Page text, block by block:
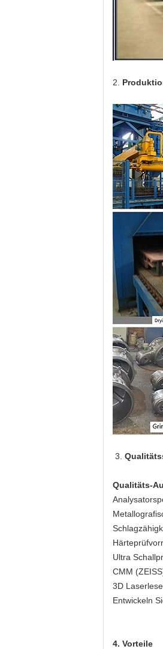
2.
3.
Qualitäts-
Ultra
CMM
3D
Entwickeln
4. Vorteile